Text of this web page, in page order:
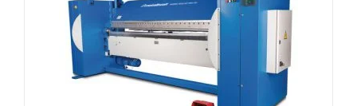
SPRZĘT CZYSZCZĄCY
SPRĘŻARKI I NARZĘDZIA PNEUMATYCZNE
SPRZĘT SPAWALNICZY